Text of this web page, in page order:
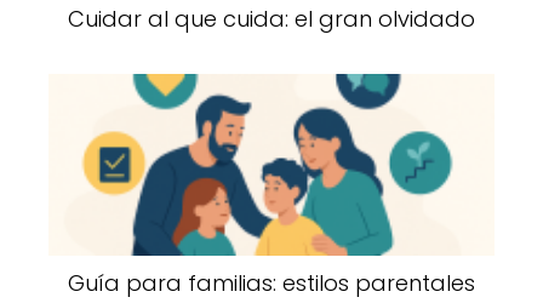
Cuidar al que cuida: el gran olvidado
Guía para familias: estilos parentales